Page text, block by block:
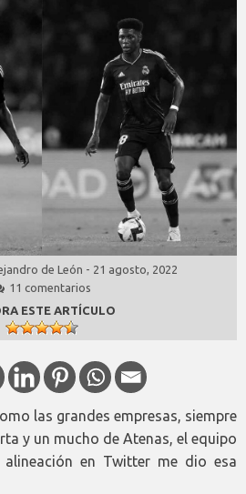
de León - 21 agosto, 2022
11 comentarios
ESTE ARTÍCULO
las grandes empresas, siempre
y un mucho de Atenas, el equipo
en Twitter me dio esa